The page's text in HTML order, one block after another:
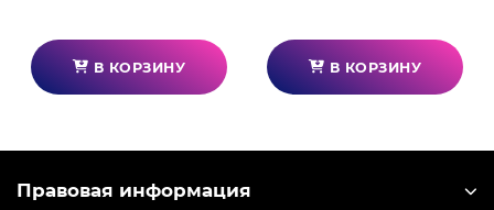
углеродистая качественная (08пс).
Скрытое крепление, невидимое при монтаже.
с вентиляционными отверстиями консоли схемы
материала изготовления кронштейна.
В КОРЗИНУ В КОРЗИНУ
Правовая информация